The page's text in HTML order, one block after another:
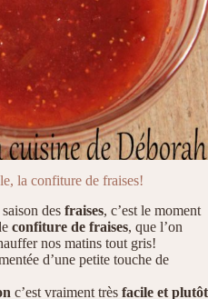
la confiture de fraises!
des fraises, c’est le moment
confiture de fraises, que l’on
nos matins tout gris!
d’une petite touche de
c’est vraiment très facile et plutôt